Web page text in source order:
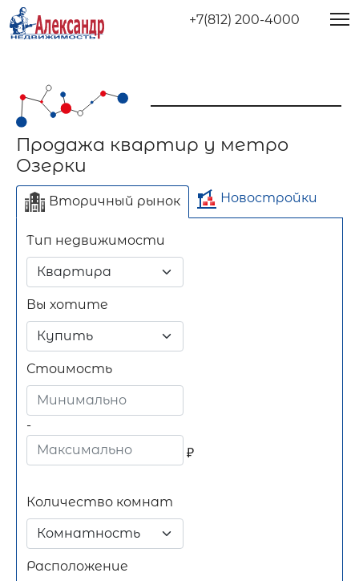
+7(812) 200-4000
Продажа квартир у метро
Озерки
Вторичный рынок Новостройки
Тип недвижимости
Вы хотите
Стоимость
-
₽
Длительный срок
Количество комнат
Комнатность
Расположение
Отдельно стоящее
здание